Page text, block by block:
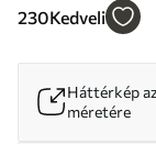
u74709
230Kedveli
Háttérkép
méretére